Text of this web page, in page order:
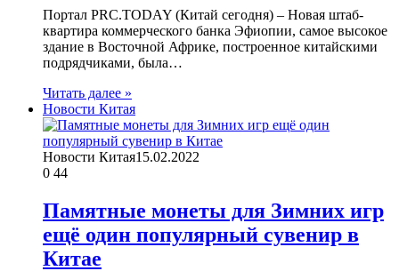
Портал PRC.TODAY (Китай сегодня) – Новая штаб-
квартира коммерческого банка Эфиопии, самое высокое
здание в Восточной Африке, построенное китайскими
подрядчиками, была…
Читать далее »
Новости Китая
Новости Китая15.02.2022
0 44
Памятные монеты для Зимних игр
ещё один популярный сувенир в
Китае